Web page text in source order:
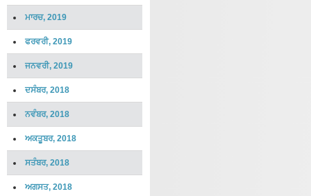
ਮਾਰਚ, 2019
ਫਰਵਰੀ, 2019
ਜਨਵਰੀ, 2019
ਦਸੰਬਰ, 2018
ਨਵੰਬਰ, 2018
ਅਕਤੂਬਰ, 2018
ਸਤੰਬਰ, 2018
ਅਗਸਤ, 2018